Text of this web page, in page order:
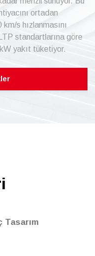
ortadan
s hızlanmasını
standartlarına göre
yakıt tüketiyor.
Tasarım